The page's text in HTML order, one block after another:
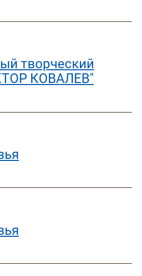
творческий
КОВАЛЕВ"